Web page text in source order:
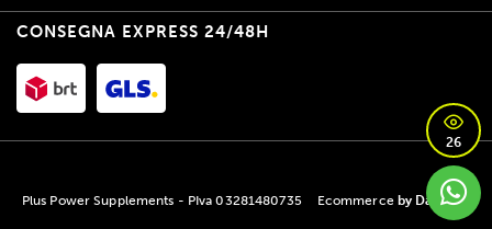
CONSEGNA EXPRESS 24/48H
Plus Power Supplements - PIva 03281480735 Ecommerce by Daisuke
26